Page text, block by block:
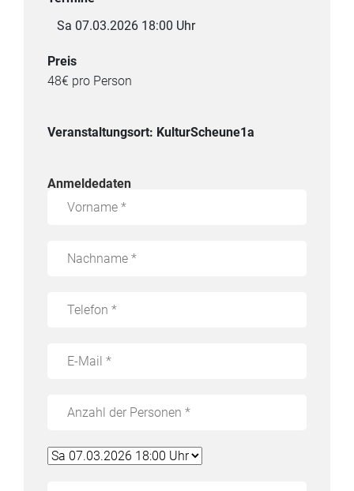
Sa 07.03.2026 18:00 Uhr
Preis
48€ pro Person
Veranstaltungsort: KulturScheune1a
Anmeldedaten